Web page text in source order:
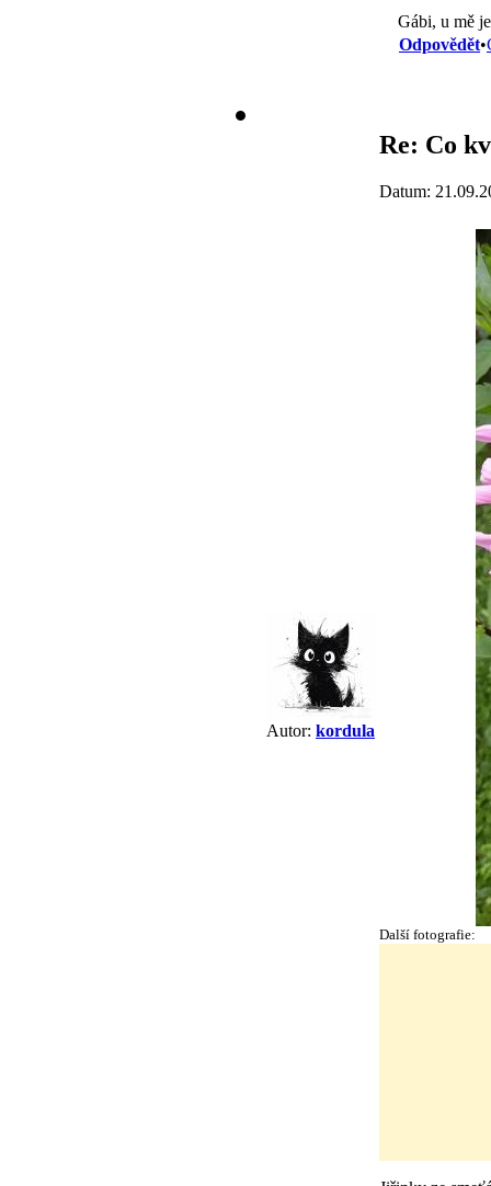
Gábi, u mě
Odpovědět•
Autor: kordula
Re: Co
Datum:
Další fotografie: